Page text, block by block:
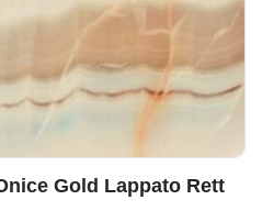
Gold Lappato Rett